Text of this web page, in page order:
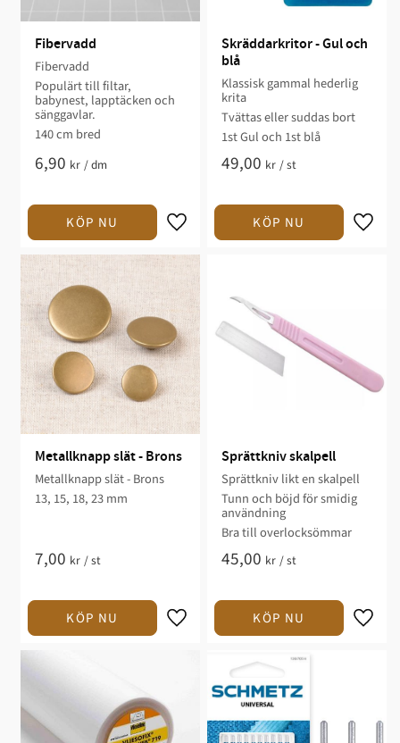
Fibervadd
Fibervadd
Populärt till filtar,
babynest, lapptäcken och
sänggavlar.​
140 cm bred
6,90 kr /dm
Skräddarkritor - Gul och
blå
Klassisk gammal hederlig
krita
Tvättas eller suddas bort
1st Gul och 1st blå
49,00 kr /st
Metallknapp slät - Brons
Metallknapp slät - Brons
13, 15, 18, 23 mm
7,00 kr /st
Sprättkniv skalpell
Sprättkniv likt en skalpell
Tunn och böjd för smidig
användning
Bra till overlocksömmar
45,00 kr /st